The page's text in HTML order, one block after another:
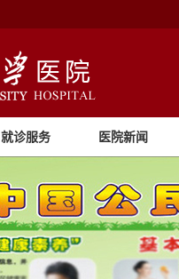
就诊服务 医院新闻